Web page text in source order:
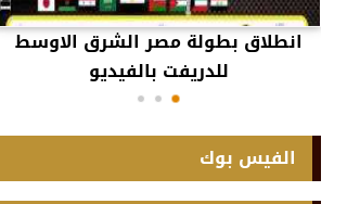
انطلاق بطولة مصر الشرق الاوسط
للدريفت بالفيديو
الفيس بوك